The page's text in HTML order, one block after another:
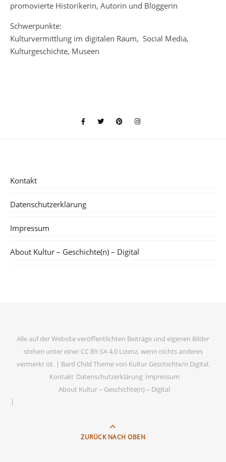
promovierte Historikerin, Autorin und Bloggerin
Schwerpunkte:
Kulturvermittlung im digitalen Raum, Social Media,
Kulturgeschichte, Museen
Kontakt
Datenschutzerklärung
Impressum
About Kultur – Geschichte(n) – Digital
Alle auf der Website veröffentlichten Beiträge und eigenen Bilder
stehen unter einer CC BY-SA 4.0 Lizenz, wenn nichts anderes
vermerkt ist. | Bard Child Theme von Kultur Geschichte/n Digital.
Kontakt Datenschutzerklärung Impressum
About Kultur – Geschichte(n) – Digital
ZURÜCK NACH OBEN